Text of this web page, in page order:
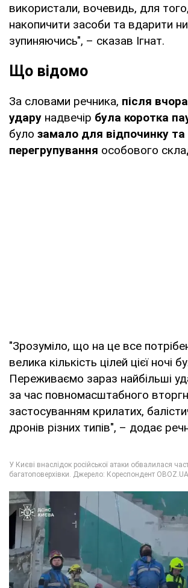
використали, вочевидь, для
накопичити засоби та вдарити
зупиняючись", – сказав Ігнат.
Що відомо
За словами речника, після
удару надвечір була коротка
було замало для відпочинку та
перегрупування особового
"Зрозуміло, що на це все
велика кількість цілей цієї ночі
Переживаємо зараз найбільші
за час повномасштабного
застосуванням крилатих,
дронів різних типів", – додає